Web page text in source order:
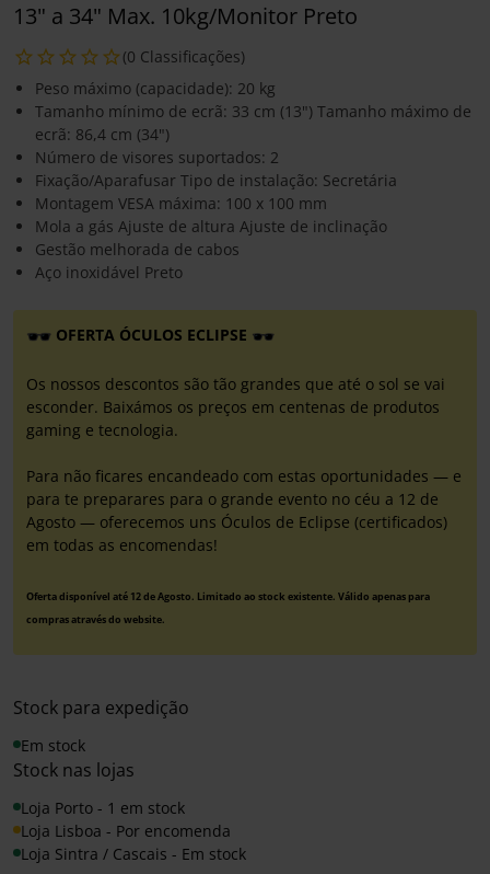
13" a 34" Max. 10kg/Monitor Preto
(0 Classificações)
Peso máximo (capacidade): 20 kg
Tamanho mínimo de ecrã: 33 cm (13") Tamanho máximo de
ecrã: 86,4 cm (34")
Número de visores suportados: 2
Fixação/Aparafusar Tipo de instalação: Secretária
Montagem VESA máxima: 100 x 100 mm
Mola a gás Ajuste de altura Ajuste de inclinação
Gestão melhorada de cabos
Aço inoxidável Preto
OFERTA ÓCULOS ECLIPSE
Os nossos descontos são tão grandes que até o sol se vai
esconder. Baixámos os preços em centenas de produtos
gaming e tecnologia.
Para não ficares encandeado com estas oportunidades — e
para te preparares para o grande evento no céu a 12 de
Agosto — oferecemos uns Óculos de Eclipse (certificados)
em todas as encomendas!
Oferta disponível até 12 de Agosto. Limitado ao stock existente. Válido apenas para
compras através do website.
Stock para expedição
Em stock
Stock nas lojas
Loja Porto - 1 em stock
Loja Lisboa - Por encomenda
Loja Sintra / Cascais - Em stock